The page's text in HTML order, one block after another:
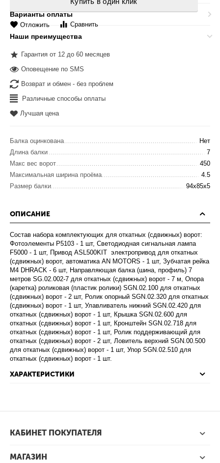
Отложить Сравнить
Варианты оплаты
Наши преимущества
Гарантия от 12 до 60 месяцев
Оповещение по SMS
Возврат и обмен - без проблем
Различные способы оплаты
Лучшая цена
Балка оцинкована
Нет
Длина балки
7
Макс вес ворот
450
Максимальная ширина проёма
4.5
Размер балки
94x85x5
ОПИСАНИЕ
Состав набора комплектующих для откатных (сдвижных) ворот:
Фотоэлементы P5103 - 1 шт, Светодиодная сигнальная лампа
F5000 - 1 шт, Привод ASL500KIT электропривод для откатных
(сдвижных) ворот, автоматика AN MOTORS - 1 шт, Зубчатая рейка
М4 DHRACK - 6 шт, Направляющая балка (шина, профиль) 7
метров SG.02.002-7 для откатных (сдвижных) ворот - 7 м, Опора
(каретка) роликовая (пластик ролики) SGN.02.100 для откатных
(сдвижных) ворот - 2 шт, Ролик опорный SGN.02.320 для откатных
(сдвижных) ворот - 1 шт, Улавливатель нижний SGN.02.420 для
откатных (сдвижных) ворот - 1 шт, Крышка SGN.02.600 для
откатных (сдвижных) ворот - 1 шт, Кронштейн SGN.02.718 для
откатных (сдвижных) ворот - 1 шт, Ролик поддерживающий для
откатных (сдвижных) ворот - 2 шт, Ловитель верхний SGN.00.500
для откатных (сдвижных) ворот - 1 шт, Упор SGN.02.510 для
откатных (сдвижных) ворот - 1 шт.
ХАРАКТЕРИСТИКИ
КАБИНЕТ ПОКУПАТЕЛЯ
МАГАЗИН